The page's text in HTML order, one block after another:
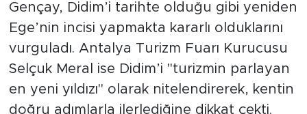
Gençay, Didim’i tarihte olduğu gibi yeniden
Ege’nin incisi yapmakta kararlı olduklarını
vurguladı. Antalya Turizm Fuarı Kurucusu
Selçuk Meral ise Didim’i "turizmin parlayan
en yeni yıldızı" olarak nitelendirerek, kentin
doğru adımlarla ilerlediğine dikkat çekti.